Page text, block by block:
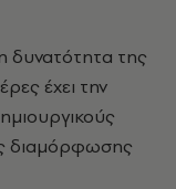
δυνατότητα της
έχει την
διαμόρφωσης